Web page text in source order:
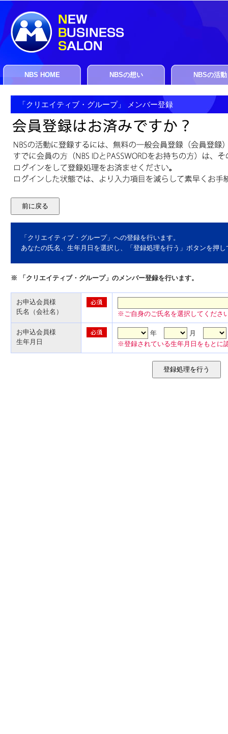
NBS HOME NBSの想い NBSの活動
「クリエイティブ・グループ」 メンバー登録
「クリエイティブ・グループ」への登録を行います。
あなたの氏名、生年月日を選択し、「登録処理を行う」ボタンを押
※ 「クリエイティブ・グループ」のメンバー登録を行います。
お申込会員様
氏名（会社名）
※ご自身のご氏名を選択してくださ
お申込会員様
生年月日
年 月
※登録されている生年月日をもとに